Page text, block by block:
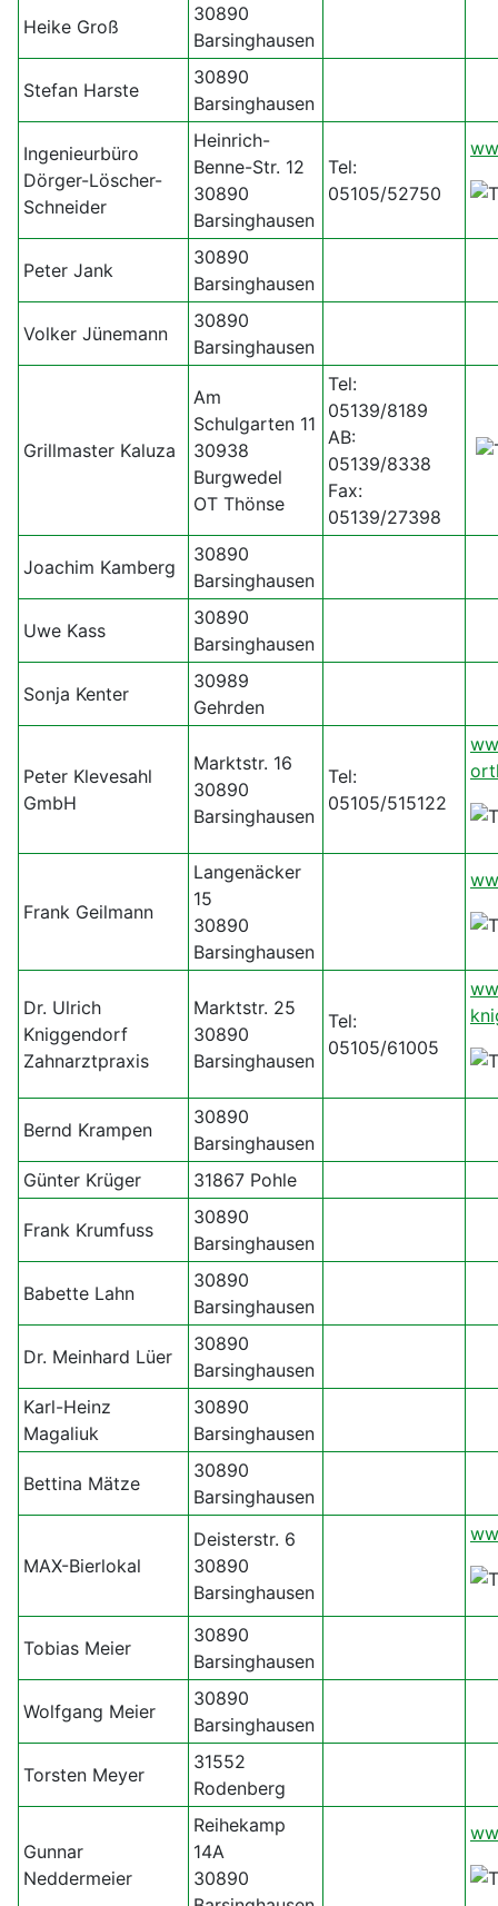
Heike Groß
30890
Barsinghausen
Stefan Harste
30890
Barsinghausen
Ingenieurbüro
Dörger-Löscher-
Schneider
Heinrich-
Benne-Str. 12
30890
Barsinghausen
Tel:
05105/52750
Peter Jank
30890
Barsinghausen
Volker Jünemann
30890
Barsinghausen
Grillmaster Kaluza
Am
Schulgarten 11
30938
Burgwedel
OT Thönse
Tel:
05139/8189
AB:
05139/8338
Fax:
05139/27398
Joachim Kamberg
30890
Barsinghausen
Uwe Kass
30890
Barsinghausen
Sonja Kenter
30989
Gehrden
Peter Klevesahl
GmbH
Marktstr. 16
30890
Barsinghausen
Tel:
05105/515122
Frank Geilmann
Langenäcker
15
30890
Barsinghausen
Dr. Ulrich
Kniggendorf
Zahnarztpraxis
Marktstr. 25
30890
Barsinghausen
Tel:
05105/61005
Bernd Krampen
30890
Barsinghausen
Günter Krüger
31867 Pohle
Frank Krumfuss
30890
Barsinghausen
Babette Lahn
30890
Barsinghausen
Dr. Meinhard Lüer
30890
Barsinghausen
Karl-Heinz
Magaliuk
30890
Barsinghausen
Bettina Mätze
30890
Barsinghausen
MAX-Bierlokal
Deisterstr. 6
30890
Barsinghausen
Tobias Meier
30890
Barsinghausen
Wolfgang Meier
30890
Barsinghausen
Torsten Meyer
31552
Rodenberg
Gunnar
Neddermeier
Reihekamp
14A
30890